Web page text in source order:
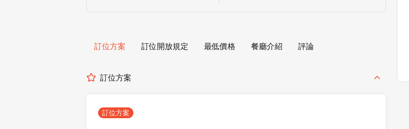
訂位方案 訂位開放規定 最低價格 餐廳介紹 評論
訂位方案
訂位方案